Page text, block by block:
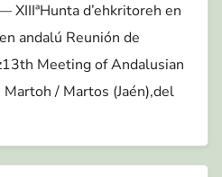
d’ehkritoreh en
andalú Reunión de
Meeting of Andalusian
/ Martos (Jaén),del